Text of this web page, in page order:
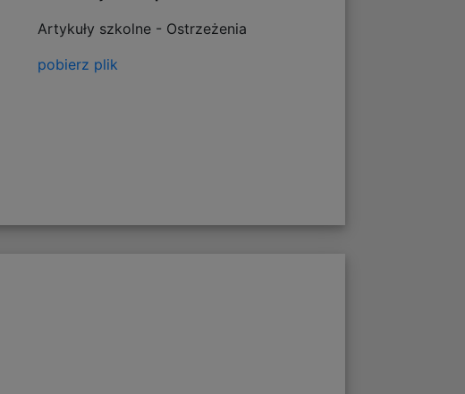
Artykuły szkolne - Ostrzeżenia
pobierz plik